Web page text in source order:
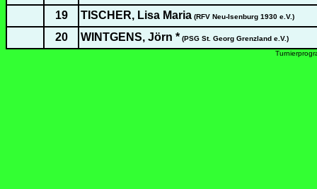
19 TISCHER, Lisa Maria (RFV Neu-Isenburg 1930 e.V.)
20 WINTGENS, Jörn * (PSG St. Georg Grenzland e.V.)